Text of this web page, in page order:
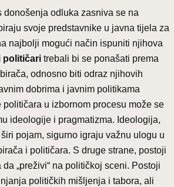
odluka zasniva se na
svoje predstavnike u javna tijela za
najbolji mogući način ispuniti njihova
političari trebali bi se ponašati prema
odnosno biti odraz njihovih
dobrima i javnim politikama
u izbornom procesu može se
ideologije i pragmatizma. Ideologija,
pojam, sigurno igraju važnu ulogu u
i političara. S druge strane, postoji
„preživi“ na političkoj sceni. Postoji
političkih mišljenja i tabora, ali